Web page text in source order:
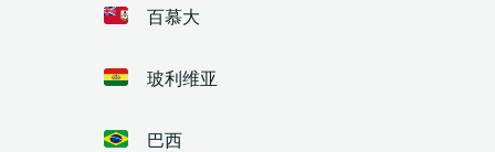
百慕大
玻利维亚
巴西